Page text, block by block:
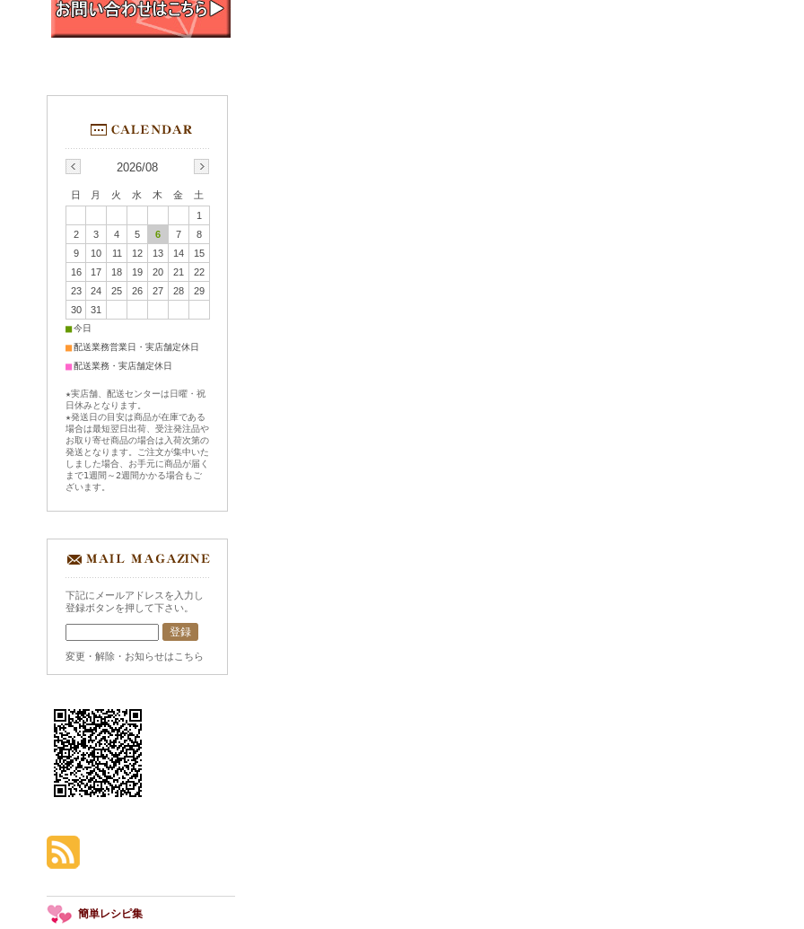
2026/08
日 月 火 水 木 金
土
1
2
3 4 5 6 7
8
9
10 11 12 13 14
15
16
17 18 19 20 21
22
23
24 25 26 27 28
29
30
31
■今日
■配送業務営業日・実店舗定休日
■配送業務・実店舗定休日
★実店舗、配送センターは日曜・祝
日休みとなります。
★発送日の目安は商品が在庫である
場合は最短翌日出荷、受注発注品や
お取り寄せ商品の場合は入荷次第の
発送となります。ご注文が集中いた
しました場合、お手元に商品が届く
まで1週間～2週間かかる場合もご
ざいます。
下記にメールアドレスを入力し
登録ボタンを押して下さい。
変更・解除・お知らせはこちら
簡単レシピ集